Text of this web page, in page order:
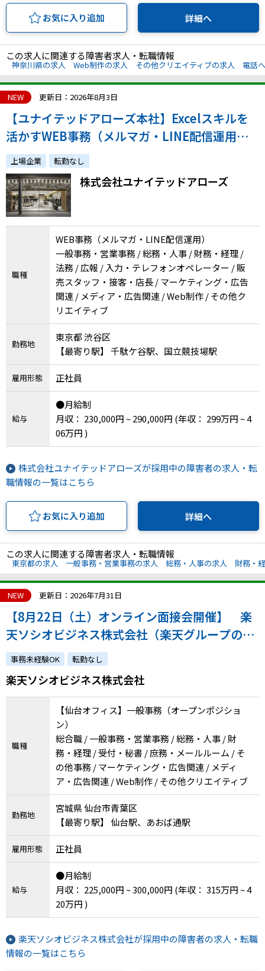
お気に入り追加 詳細へ
この求人に関連する障害者求人・転職情報
神奈川県の求人 Web制作の求人 その他クリエイティブの求人 電話
NEW 更新日：2026年8月3日
【ユナイテッドアローズ本社】Excelスキルを
活かすWEB事務（メルマガ・LINE配信運用）
◆正社員／年間休日120日
上場企業 転勤なし
株式会社ユナイテッドアローズ
職種
WEB事務（メルマガ・LINE配信運用）
一般事務・営業事務 / 総務・人事 / 財務・経理 /
法務 / 広報 / 入力・テレフォンオペレーター / 販
売スタッフ・接客・店長 / マーケティング・広告
関連 / メディア・広告関連 / Web制作 / その他ク
リエイティブ
勤務地
東京都 渋谷区
【最寄り駅】 千駄ケ谷駅、国立競技場駅
雇用形態 正社員
給与
●月給制
月収： 230,000円 ~ 290,000円 (年収： 299万円 ~ 4
06万円 )
株式会社ユナイテッドアローズが採用中の障害者の求人・転
職情報の一覧はこちら
お気に入り追加 詳細へ
この求人に関連する障害者求人・転職情報
東京都の求人 一般事務・営業事務の求人 総務・人事の求人 財務・
NEW 更新日：2026年7月31日
【8月22日（土）オンライン面接会開催】 楽
天ソシオビジネス株式会社（楽天グループの特
例子会社◎障害の有無にかかわらずチャレンジ
できます）
事務未経験OK 転勤なし
楽天ソシオビジネス株式会社
職種
【仙台オフィス】一般事務（オープンポジショ
ン）
総合職 / 一般事務・営業事務 / 総務・人事 / 財
務・経理 / 受付・秘書 / 庶務・メールルーム / そ
の他事務 / マーケティング・広告関連 / メディ
ア・広告関連 / Web制作 / その他クリエイティブ
勤務地
宮城県 仙台市青葉区
【最寄り駅】 仙台駅、あおば通駅
雇用形態 正社員
給与
●月給制
月収： 225,000円 ~ 300,000円 (年収： 315万円 ~ 4
20万円 )
楽天ソシオビジネス株式会社が採用中の障害者の求人・転職
情報の一覧はこちら